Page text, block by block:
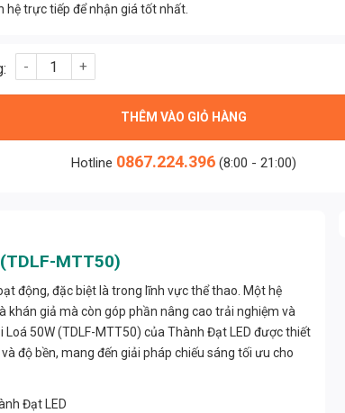
hệ trực tiếp để nhận giá tốt nhất.
Thể Thao Chống Chói Loá 50w ( TDLF-MTT50) số
THÊM VÀO GIỎ HÀNG
Hotline 0867.224.396 (8:00 - 21:00)
MTT50)
động, đặc biệt là trong lĩnh vực thể thao. Một hệ
giả mà còn góp phần nâng cao trải nghiệm và
50W (TDLF-MTT50) của Thành Đạt LED được thiết
độ bền, mang đến giải pháp chiếu sáng tối ưu cho